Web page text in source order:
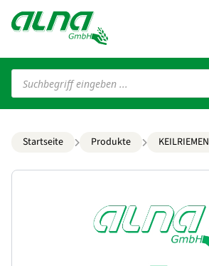
Products
search
Startseite Produkte KEILRIEMEN